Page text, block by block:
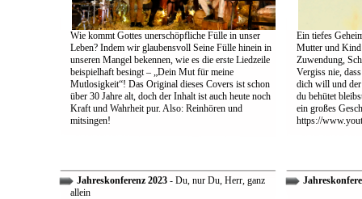
Wie kommt Gottes unerschöpfliche Fülle in unser
Leben? Indem wir glaubensvoll Seine Fülle hinein in
unseren Mangel bekennen, wie es die erste Liedzeile
beispielhaft besingt – „Dein Mut für meine
Mutlosigkeit“! Das Original dieses Covers ist schon
über 30 Jahre alt, doch der Inhalt ist auch heute noch
Kraft und Wahrheit pur. Also: Reinhören und
mitsingen!
Ein tiefes
Mutter und
Zuwendung,
Vergiss nie,
dich will und der
du behütet
ein großes
https://
Jahreskonferenz 2023- Du, nur Du, Herr, ganz
allein